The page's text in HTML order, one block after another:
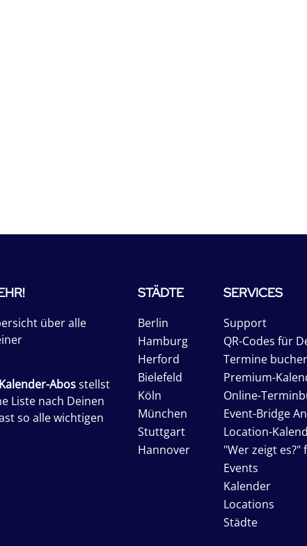
über alle
Kalender-Abosstellst
Liste nach Deinen
so alle wichtigen
STÄDTE
Berlin
Hamburg
Herford
Bielefeld
Köln
München
Stuttgart
Hannover
SERVICES
Support
QR-Codes für
Termine
Premium-
Online-
Event-Bridge
Location-
"Wer zeigt
Events
Kalender
Locations
Städte